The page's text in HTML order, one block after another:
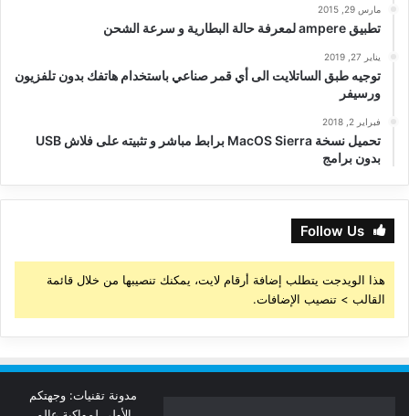
مارس 29, 2015
تطبيق ampere لمعرفة حالة البطارية و سرعة الشحن
يناير 27, 2019
توجيه طبق الساتلايت الى أي قمر صناعي باستخدام هاتفك بدون تلفزيون
ورسيفر
فبراير 2, 2018
تحميل نسخة MacOS Sierra برابط مباشر و تثبيته على فلاش USB
بدون برامج
Follow Us
هذا الويدجت يتطلب إضافة أرقام لايت، يمكنك تنصيبها من خلال قائمة
القالب > تنصيب الإضافات.
مدونة تقنيات: وجهتكم